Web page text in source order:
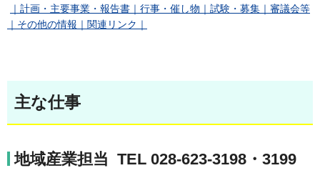
｜計画・主要事業・報告書｜行事・催し物｜試験・募集｜審議会等
｜その他の情報｜関連リンク｜
主な仕事
地域産業担当 TEL 028-623-3198・3199